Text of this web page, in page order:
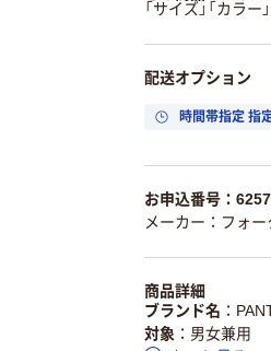
「サイズ」「カラ
配送オプション
時間帯指定 指
お申込番号：
メーカー：フォー
商品詳細
ブランド名
対象
男女兼用